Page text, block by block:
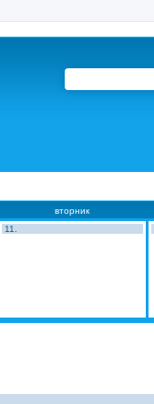
вторник
11.